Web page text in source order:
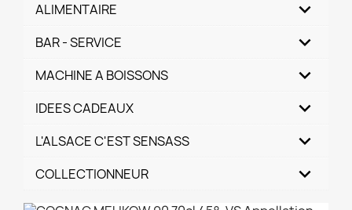
ALIMENTAIRE
BAR - SERVICE
MACHINE A BOISSONS
IDEES CADEAUX
L'ALSACE C'EST SENSASS
COLLECTIONNEUR